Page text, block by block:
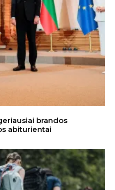
brandos
abiturientai